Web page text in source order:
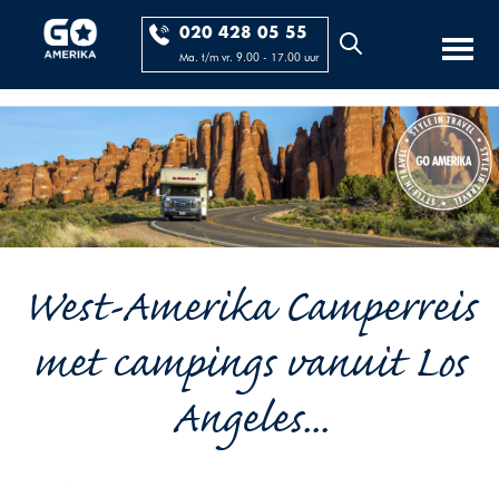
020 428 05 55
Ma. t/m vr. 9.00 - 17.00 uur
West-Amerika Camperreis
met campings vanuit Los
Angeles...